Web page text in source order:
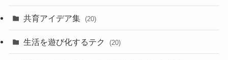
共育アイデア集 (20)
生活を遊び化するテク (20)